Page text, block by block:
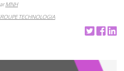
MNH
TECHNOLOGIA